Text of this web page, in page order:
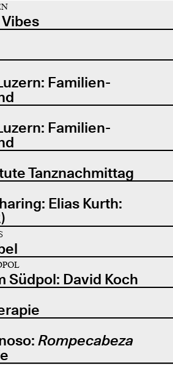
Familien-
Familien-
Tanznachmittag
Elias Kurth:
Südpol: David Koch
Rompecabeza